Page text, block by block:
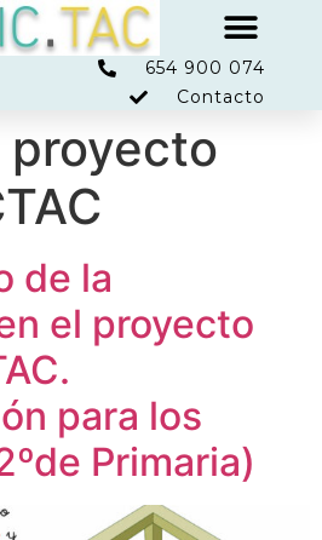
654 900 074
Contacto
proyecto
de la
el proyecto
para los
Primaria)